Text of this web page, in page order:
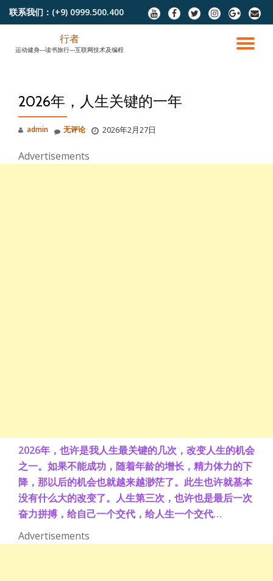
联系我们： (+9) 0999.500.400
fa-
youtube
fa-
facebook
fa-
twitter
fa-
instagram
fa-
google-
plus
fa-
切
行者
运动健身---读书旅行---互联网技术及编程
2026年，人生关键的一年
admin 2026年2月27日
无评论
Advertisements
2026年，也许是我人生最关键的几次，改变人生的机会
之一。如果不能成功，随着年龄的增长，精力体力的下
降，那以后的机会也就越来越渺茫了。此生也许就基本
没有什么大的改变了。人生第三次，也许也是最后一次
奋力拼搏，给自己一个交代，给人生一个交代…
Advertisements